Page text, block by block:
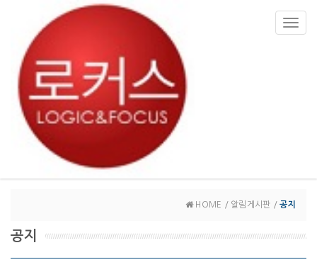
HOME / 알림게시판 /공지
공지